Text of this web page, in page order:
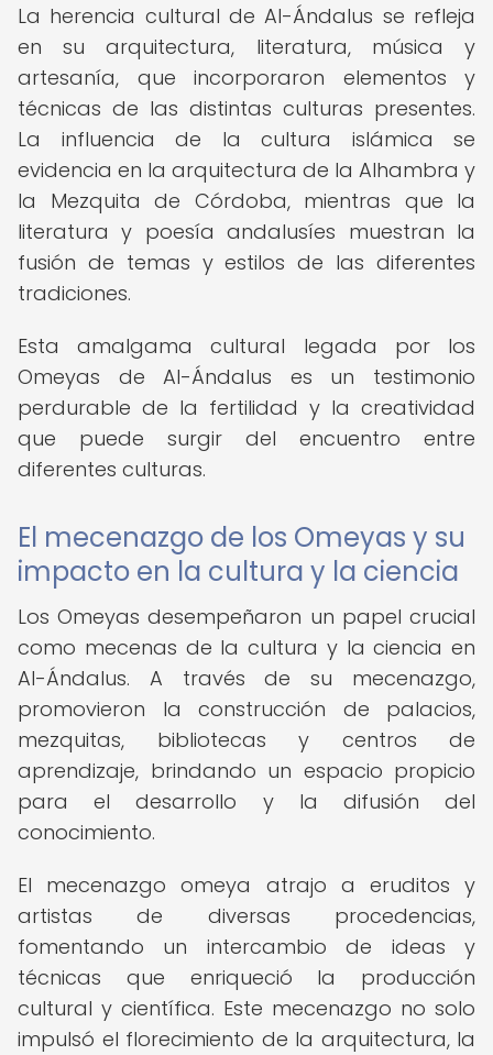
La herencia cultural de Al-Ándalus se refleja
en su arquitectura, literatura, música y
artesanía, que incorporaron elementos y
técnicas de las distintas culturas presentes.
La influencia de la cultura islámica se
evidencia en la arquitectura de la Alhambra y
la Mezquita de Córdoba, mientras que la
literatura y poesía andalusíes muestran la
fusión de temas y estilos de las diferentes
tradiciones.
Esta amalgama cultural legada por los
Omeyas de Al-Ándalus es un testimonio
perdurable de la fertilidad y la creatividad
que puede surgir del encuentro entre
diferentes culturas.
El mecenazgo de los Omeyas y su
impacto en la cultura y la ciencia
Los Omeyas desempeñaron un papel crucial
como mecenas de la cultura y la ciencia en
Al-Ándalus. A través de su mecenazgo,
promovieron la construcción de palacios,
mezquitas, bibliotecas y centros de
aprendizaje, brindando un espacio propicio
para el desarrollo y la difusión del
conocimiento.
El mecenazgo omeya atrajo a eruditos y
artistas de diversas procedencias,
fomentando un intercambio de ideas y
técnicas que enriqueció la producción
cultural y científica. Este mecenazgo no solo
impulsó el florecimiento de la arquitectura, la